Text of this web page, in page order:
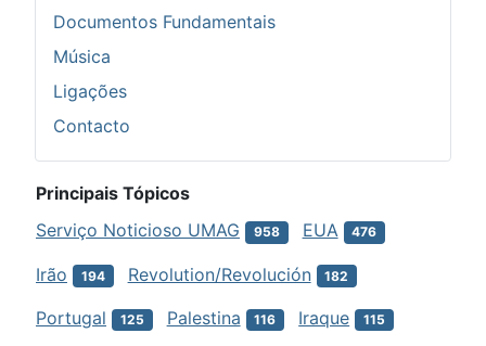
Documentos Fundamentais
Música
Ligações
Contacto
Principais Tópicos
Serviço Noticioso UMAG
958 EUA 476
Irão 194 Revolution/Revolución 182
Portugal 125 Palestina 116 Iraque 115